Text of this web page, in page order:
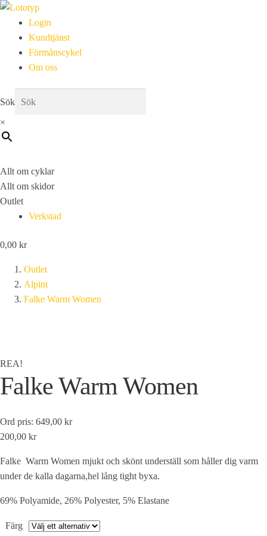
Login
Kundtjänst
Förmånscykel
Om oss
Sök
×
Allt om cyklar
Allt om skidor
Outlet
Verkstad
0,00 kr
Outlet
Alpint
Falke Warm Women
REA!
Falke Warm Women
Ord pris: 649,00 kr
200,00 kr
Falke Warm Women mjukt och skönt underställ som håller dig varm
under de kalla dagarna,hel lång tight byxa.
69% Polyamide, 26% Polyester, 5% Elastane
Färg